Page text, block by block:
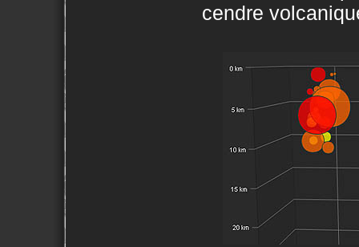
cendre